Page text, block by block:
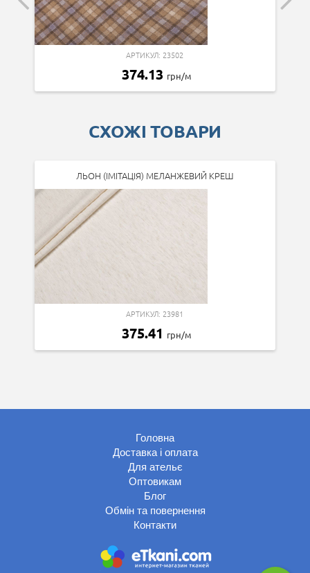
АРТИКУЛ: 23502
374.13 грн/м
СХОЖІ ТОВАРИ
ЛЬОН (ІМІТАЦІЯ) МЕЛАНЖЕВИЙ КРЕШ
АРТИКУЛ: 23981
375.41 грн/м
Головна
Доставка і оплата
Для ательє
Оптовикам
Блог
Обмін та повернення
Контакти